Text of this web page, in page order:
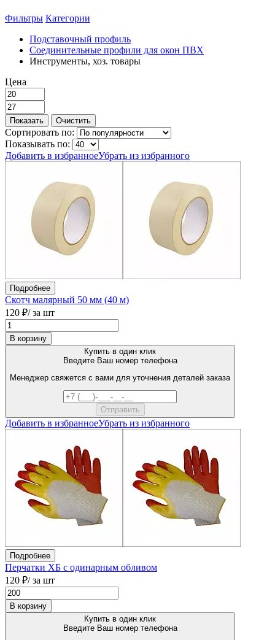
Фильтры Категории
Подставочный профиль
Соединительные профили для окон ПВХ
Инструменты, хоз. товары
Цена
Сортировать по:
Показывать по:
Добавить в избранноеУбрать из избранного
Подробнее
Скотч малярный 50 мм (40 м)
120 ₽/ за шт
В корзину
Купить в один клик
Введите Ваш номер телефона
Менеджер свяжется с вами для уточнения деталей заказа
Добавить в избранноеУбрать из избранного
Подробнее
Перчатки ХБ с одинарным обливом
120 ₽/ за шт
В корзину
Купить в один клик
Введите Ваш номер телефона